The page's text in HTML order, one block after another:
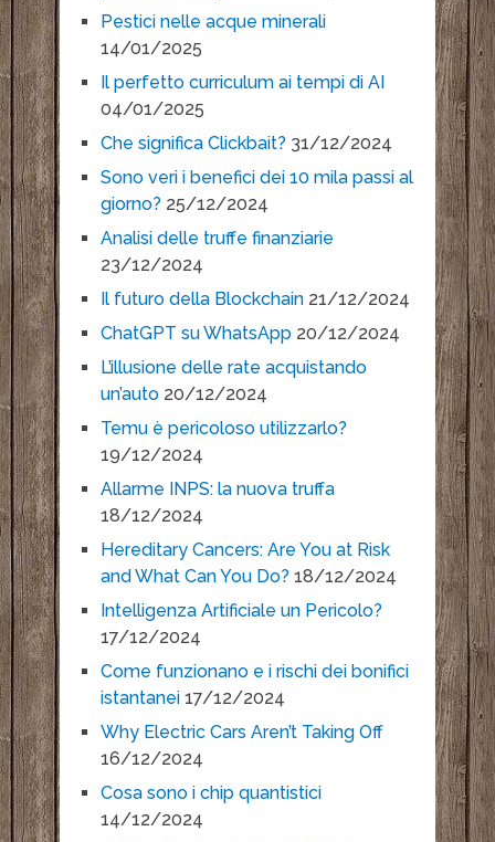
Pestici nelle acque minerali
14/01/2025
Il perfetto curriculum ai tempi di AI
04/01/2025
Che significa Clickbait? 31/12/2024
Sono veri i benefici dei 10 mila passi al
giorno? 25/12/2024
Analisi delle truffe finanziarie
23/12/2024
Il futuro della Blockchain 21/12/2024
ChatGPT su WhatsApp 20/12/2024
L’illusione delle rate acquistando
un’auto 20/12/2024
Temu è pericoloso utilizzarlo?
19/12/2024
Allarme INPS: la nuova truffa
18/12/2024
Hereditary Cancers: Are You at Risk
and What Can You Do? 18/12/2024
Intelligenza Artificiale un Pericolo?
17/12/2024
Come funzionano e i rischi dei bonifici
istantanei 17/12/2024
Why Electric Cars Aren’t Taking Off
16/12/2024
Cosa sono i chip quantistici
14/12/2024